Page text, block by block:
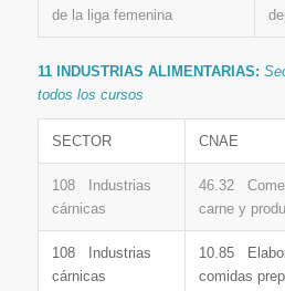
de la liga femenina
11 INDUSTRIAS ALIMENTARIAS:
todos los cursos
SECTOR CNAE
108 Industrias
cárnicas
46.32
carne y
108 Industrias
cárnicas
10.85
comidas